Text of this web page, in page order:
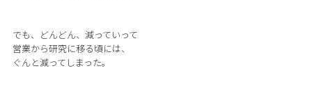
でも、どんどん、減っていって
営業から研究に移る頃には、
ぐんと減ってしまった。